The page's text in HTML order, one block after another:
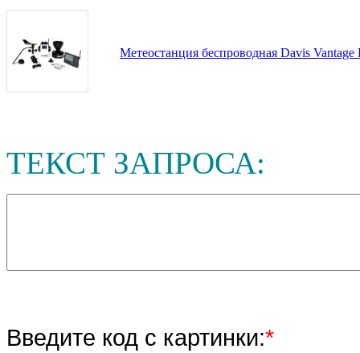
Метеостанция беспроводная Davis Vantage
ТЕКСТ ЗАПРОСА:
Введите код с картинки:*